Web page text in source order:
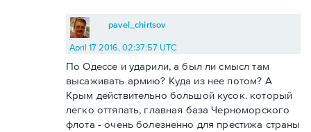
pavel_chirtsov
April 17 2016, 02:37:57 UTC
По Одессе и ударили, а был ли смысл там
высаживать армию? Куда из нее потом? А
Крым действительно большой кусок. который
легко оттяпать, главная база Черноморского
флота - очень болезненно для престижа страны